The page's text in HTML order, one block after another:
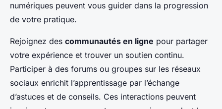
numériques peuvent vous guider dans la progression
de votre pratique.
Rejoignez des communautés en ligne pour partager
votre expérience et trouver un soutien continu.
Participer à des forums ou groupes sur les réseaux
sociaux enrichit l’apprentissage par l’échange
d’astuces et de conseils. Ces interactions peuvent